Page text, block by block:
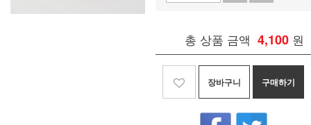
총 상품 금액 4,100 원
장바구니 구매하기